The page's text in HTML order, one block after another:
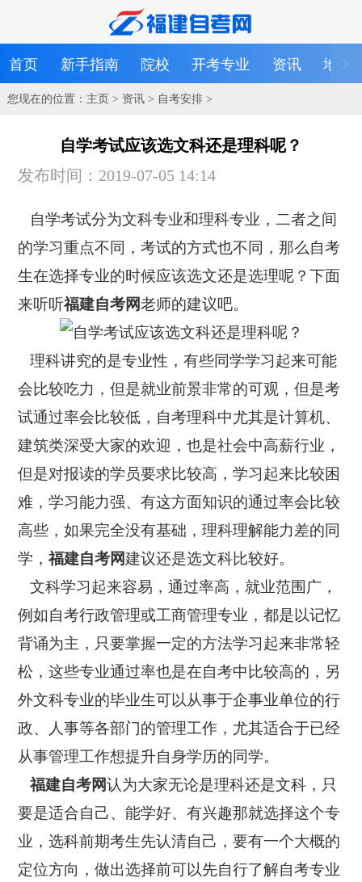
首页 新手指南 院校 开考专业 资讯 地区
您现在的位置： 主页> 资讯> 自考安排>
自学考试应该选文科还是理科呢？
发布时间：2019-07-05 14:14
自学考试分为文科专业和理科专业，二者之间
的学习重点不同，考试的方式也不同，那么自考
生在选择专业的时候应该选文还是选理呢？下面
来听听福建自考网老师的建议吧。
理科讲究的是专业性，有些同学学习起来可能
会比较吃力，但是就业前景非常的可观，但是考
试通过率会比较低，自考理科中尤其是计算机、
建筑类深受大家的欢迎，也是社会中高薪行业，
但是对报读的学员要求比较高，学习起来比较困
难，学习能力强、有这方面知识的通过率会比较
高些，如果完全没有基础，理科理解能力差的同
学，福建自考网建议还是选文科比较好。
文科学习起来容易，通过率高，就业范围广，
例如自考行政管理或工商管理专业，都是以记忆
背诵为主，只要掌握一定的方法学习起来非常轻
松，这些专业通过率也是在自考中比较高的，另
外文科专业的毕业生可以从事于企事业单位的行
政、人事等各部门的管理工作，尤其适合于已经
从事管理工作想提升自身学历的同学。
福建自考网认为大家无论是理科还是文科，只
要是适合自己、能学好、有兴趣那就选择这个专
业，选科前期考生先认清自己，要有一个大概的
定位方向，做出选择前可以先自行了解自考专业